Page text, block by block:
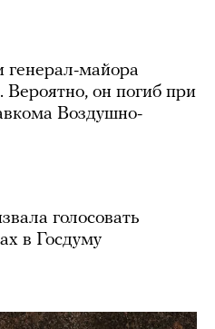
генерал-майора
он погиб при
Воздушно-
голосовать
в Госдуму